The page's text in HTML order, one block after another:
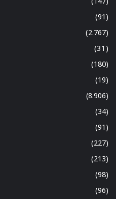
(91)
(2.767)
(31)
(180)
(19)
(8.906)
(34)
(91)
(227)
(213)
(98)
(96)